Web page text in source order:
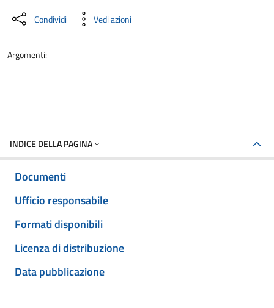
Condividi Vedi azioni
Argomenti:
INDICE DELLA PAGINA
Documenti
Ufficio responsabile
Formati disponibili
Licenza di distribuzione
Data pubblicazione